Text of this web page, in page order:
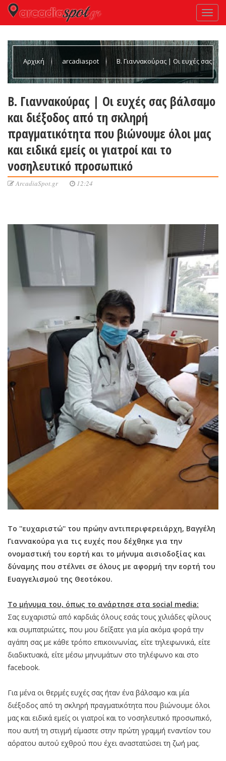
Αρχική arcadiaspot Β. Γιαννακούρας | Οι ευχές σας
βιώνουμε όλοι μας και ειδικά εμείς οι γιατροί και το
νοσηλευτικό προσωπικό
Β. Γιαννακούρας | Οι ευχές σας βάλσαμο
και διέξοδος από τη σκληρή
πραγματικότητα που βιώνουμε όλοι μας
και ειδικά εμείς οι γιατροί και το
νοσηλευτικό προσωπικό
ArcadiaSpot.gr 12:24
Το ''ευχαριστώ'' του πρώην αντιπεριφερειάρχη, Βαγγέλη
Γιαννακούρα για τις ευχές που δέχθηκε για την
ονομαστική του εορτή και το μήνυμα αισιοδοξίας και
δύναμης που στέλνει σε όλους με αφορμή την εορτή του
Ευαγγελισμού της Θεοτόκου.
Το μήνυμα του, όπως το ανάρτησε στα social media:
Σας ευχαριστώ από καρδιάς όλους εσάς τους χιλιάδες φίλους
και συμπατριώτες, που μου δείξατε για μία ακόμα φορά την
αγάπη σας με κάθε τρόπο επικοινωνίας, είτε τηλεφωνικά, είτε
διαδικτυακά, είτε μέσω μηνυμάτων στο τηλέφωνο και στο
facebook.
Για μένα οι θερμές ευχές σας ήταν ένα βάλσαμο και μία
διέξοδος από τη σκληρή πραγματικότητα που βιώνουμε όλοι
μας και ειδικά εμείς οι γιατροί και το νοσηλευτικό προσωπικό,
που αυτή τη στιγμή είμαστε στην πρώτη γραμμή εναντίον του
αόρατου αυτού εχθρού που έχει αναστατώσει τη ζωή μας.